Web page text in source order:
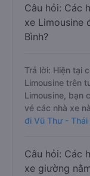
Câu hỏi: Các
xe Limousine
Bình?
Trả lời: Hiện tại
Limousine trên
Limousine, bạn
vé các nhà xe
đi Vũ Thư - Thái
Câu hỏi: Các
xe giường